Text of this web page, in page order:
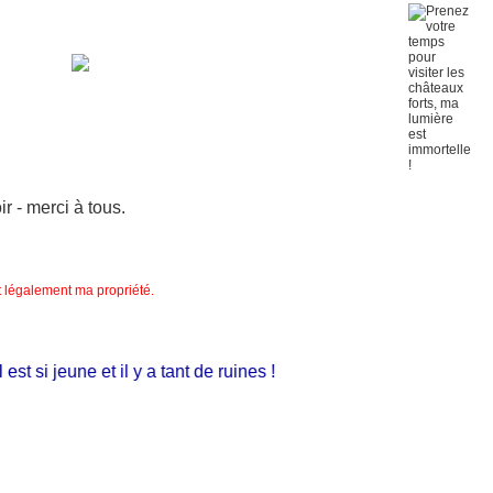
- merci à tous.
légalement ma propriété.
si jeune et il y a tant de ruines !